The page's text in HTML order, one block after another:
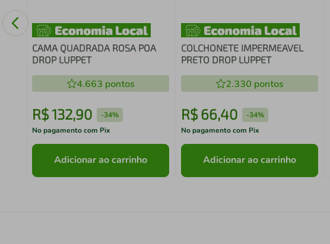
CAMA QUADRADA ROSA POA
DROP LUPPET
4.663 pontos
R$132,90 -34%
No pagamento com Pix
Adicionar ao carrinho
COLCHONETE IMPERMEAVEL
PRETO DROP LUPPET
2.330 pontos
R$ 66,40 -34%
No pagamento com Pix
Adicionar ao carrinho